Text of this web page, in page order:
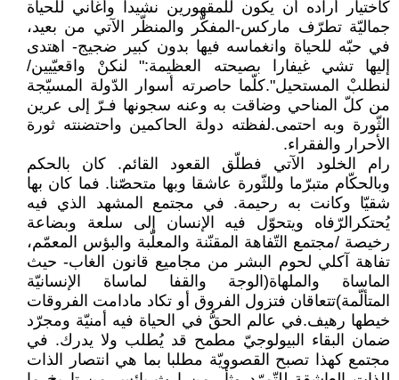
كاختيار أراده أن يكون للمقهورين نشيدا وأغاني للحياة
جماليّة تطرّف ماركس-المفكّر والمنظّر الآتي من بعيد،
في حبّه للحياة وانغماسه فيها بدون كبير ضجيج- اهتدى
إليها تشي غيفارا بصيحته العظيمة:" لنكنْ واقعيّيين/
لنطلبْ المستحيل".كلّما حاصرته أسوار الدّولة المسيّجة
من كلّ المناحي وضاقت به وعنه سجونها فـرّ إلى عرين
الثّورة وبه احتمى.لفظته دولة الحاكمين واحتضنته ثورة
الأحرار والفقراء.
رام الخلود الآتي فطلّق القعود القائم. كان بالحكم
وبالحكّام متبرّما وللثّورة عاشقا وبها متحصّنا. فما كان بها
شقيّا وكانت به رحيمة. في مجتمع المشهد الذي فيه
يُحتكرالرّفاه ويتحوّل فيه الإنسان إلى سلعة وبضاعة
رخيصة /مجتمع التّفاهة المقنّنة والمعلّبة والبؤس المعمّم،
تفاهة آكلي لحوم البشر من مجاميع قانون الغاب- حيث
الماساة والملهاة(الوجة والقفا لماساة الإنسانيّة
المتألّمة)تتعاقان فتزول الفروق أو تكاد مادامت الفروقات
خيطها رهيف.في عالم الحقُّ في الحياة فيه أمنيّة ومجرّد
ضمان البقاء البيولوجيّ مطمح قد يُطلب ولا يدرك. في
مجتمع كهذا تصبح القصوويّة مطلبا بما هي انتصار الذات